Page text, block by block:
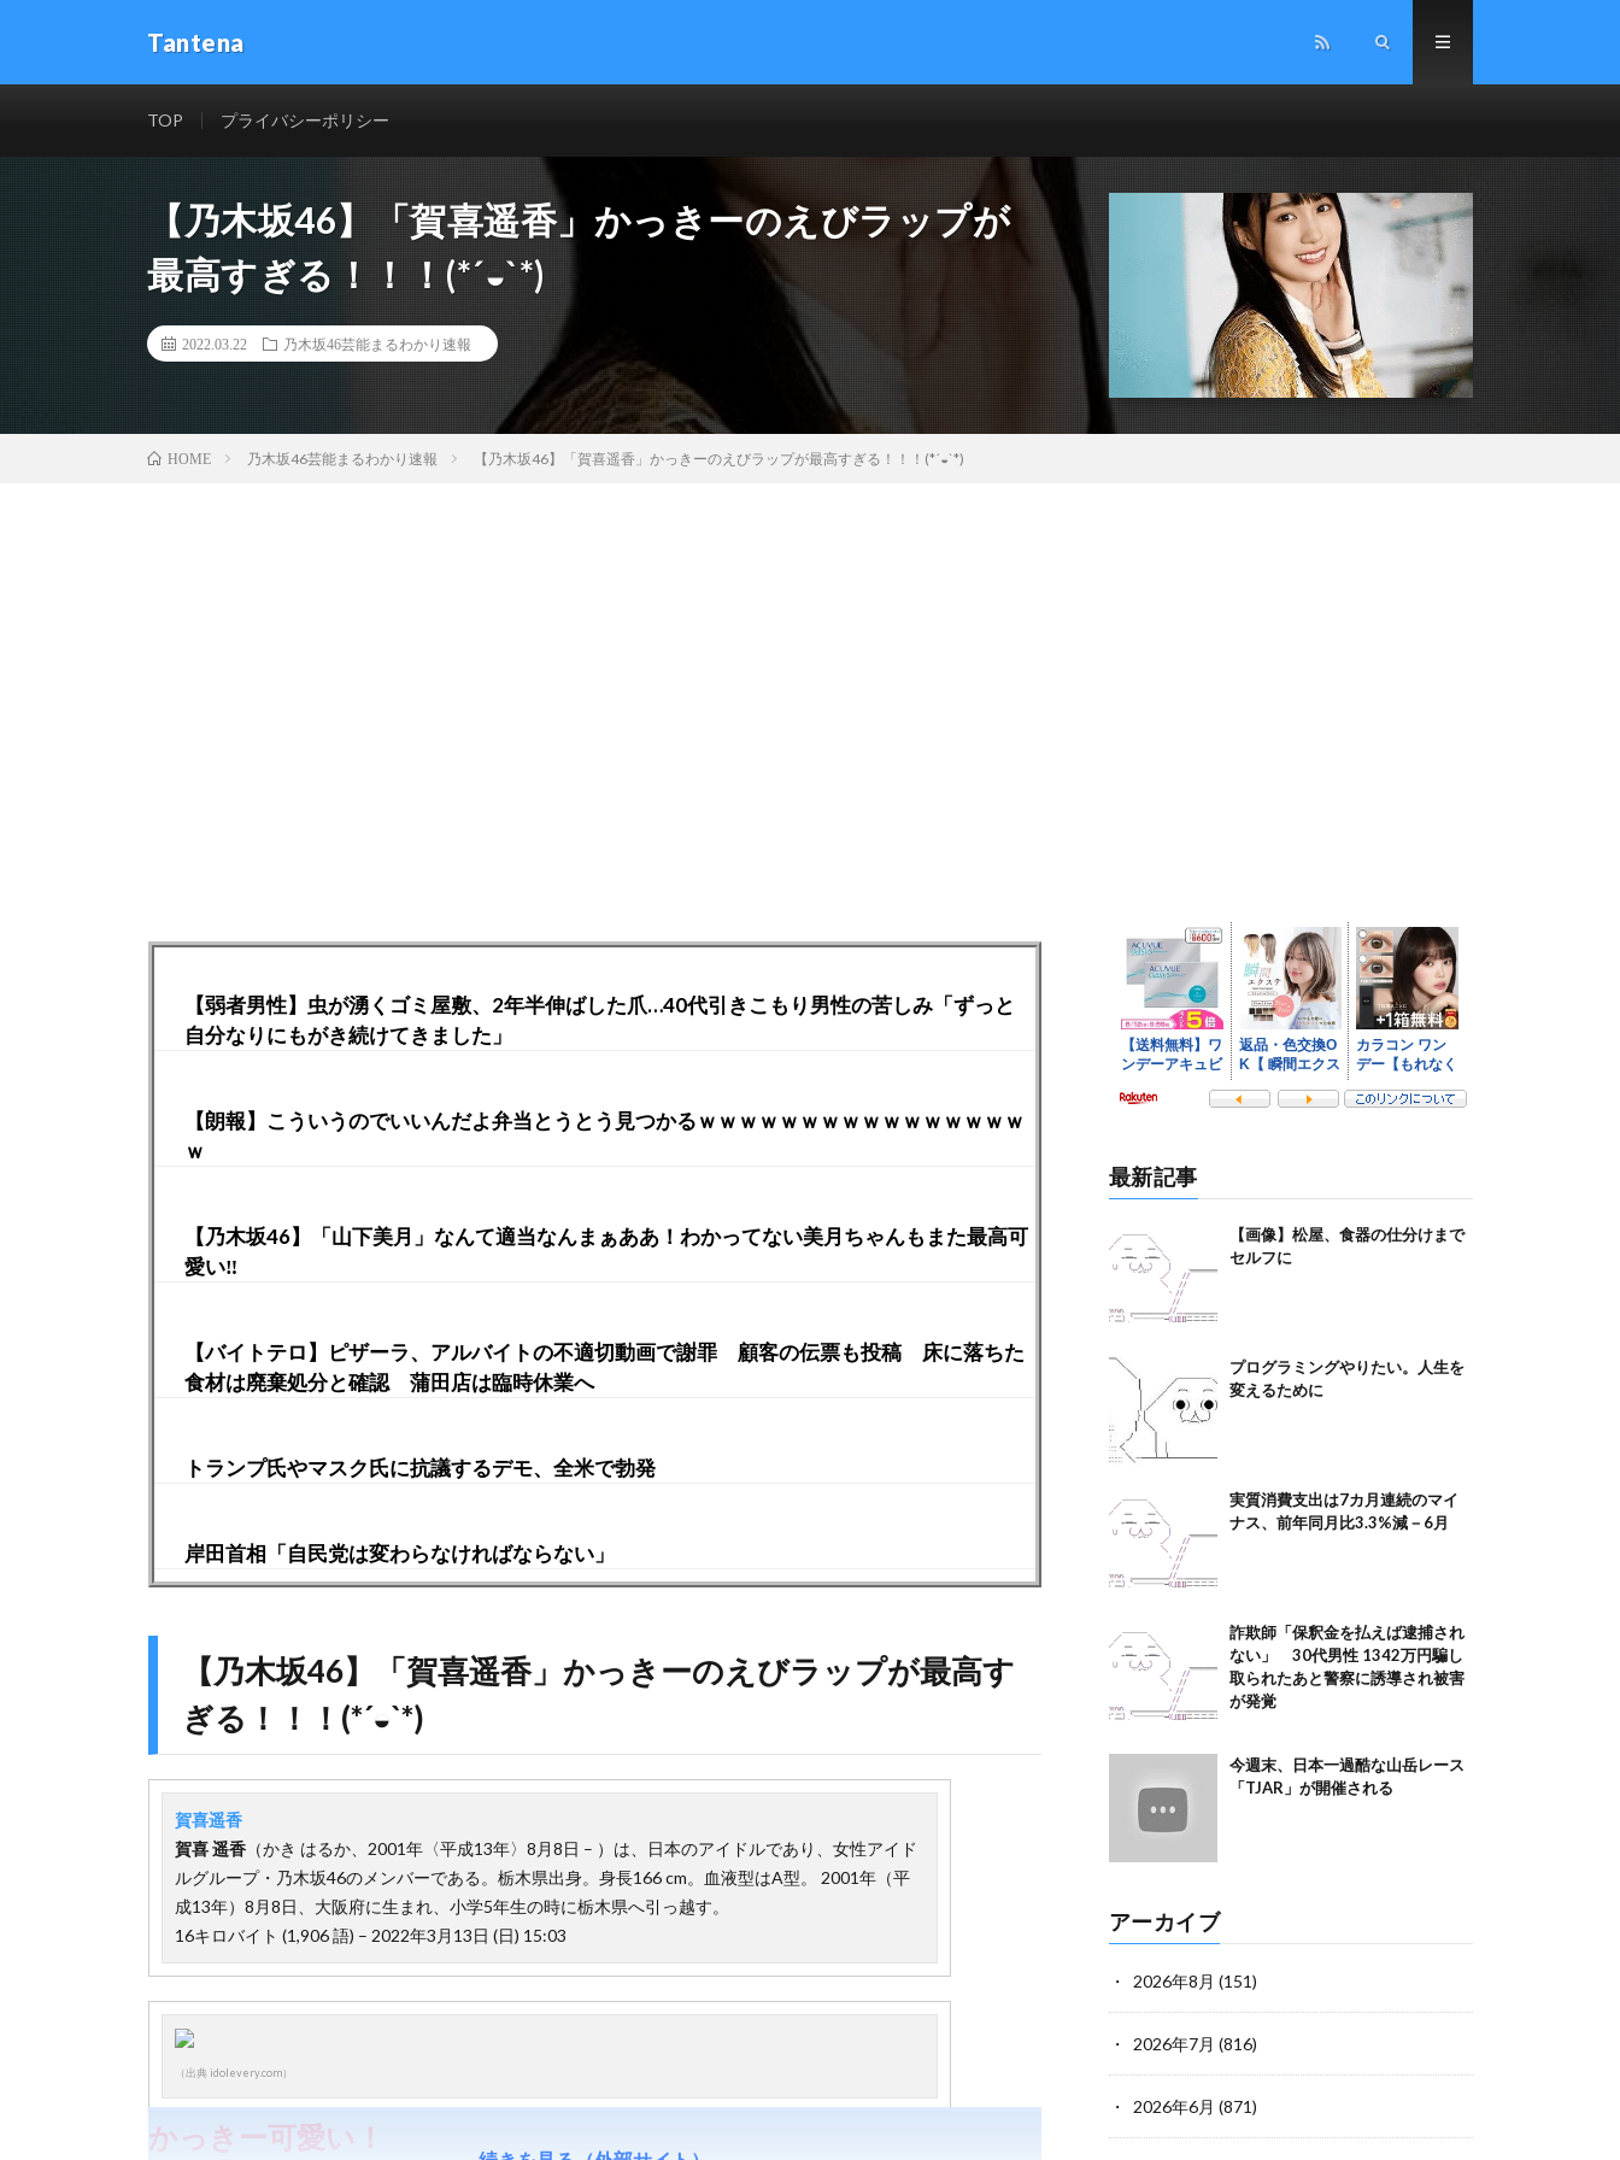
Tantena
TOP プライバシーポリシー
【乃木坂46】「賀喜遥香」かっきーのえびラップが
最高すぎる！！！(*´◒`*)
2022.03.22 乃木坂46芸能まるわかり速報
HOME 乃木坂46芸能まるわかり速報 【乃木坂46】「賀喜遥香」かっきーのえびラップが最高すぎる！！！(*´◒`*)
【弱者男性】虫が湧くゴミ屋敷、2年半伸ばした爪…40代引きこもり男性の苦しみ「ずっと
自分なりにもがき続けてきました」
【朗報】こういうのでいいんだよ弁当とうとう見つかるｗｗｗｗｗｗｗｗｗｗｗｗｗｗｗｗ
ｗ
【乃木坂46】「山下美月」なんて適当なんまぁああ！わかってない美月ちゃんもまた最高可
愛い‼︎
【バイトテロ】ピザーラ、アルバイトの不適切動画で謝罪 顧客の伝票も投稿 床に落ちた
食材は廃棄処分と確認 蒲田店は臨時休業へ
トランプ氏やマスク氏に抗議するデモ、全米で勃発
岸田首相「自民党は変わらなければならない」
【乃木坂46】「賀喜遥香」かっきーのえびラップが最高す
ぎる！！！(*´◒`*)
賀喜遥香
賀喜遥香 （かき はるか、2001年〈平成13年〉8月8日 – ）は、日本のアイドルであり、女性アイド
ルグループ・乃木坂46のメンバーである。栃木県出身。身長166 cm。血液型はA型。 2001年（平
成13年）8月8日、大阪府に生まれ、小学5年生の時に栃木県へ引っ越す。
16キロバイト (1,906 語) – 2022年3月13日 (日) 15:03
（出典 idolevery.com）
かっきー可愛い！
最新記事
【画像】松屋、食器の仕分けまで
セルフに
プログラミングやりたい。人生を
変えるために
実質消費支出は7カ月連続のマイ
ナス、前年同月比3.3%減－6月
詐欺師「保釈金を払えば逮捕され
ない」 30代男性 1342万円騙し
取られたあと警察に誘導され被害
が発覚
今週末、日本一過酷な山岳レース
「TJAR」が開催される
アーカイブ
2026年8月 (151)
2026年7月 (816)
2026年6月 (871)